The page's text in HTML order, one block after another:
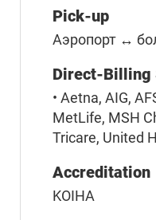
Pick-up
Аэропорт ↔
Direct-Billing
• Aetna, AIG,
MetLife, MSH
Tricare, United
Accreditation
KOIHA